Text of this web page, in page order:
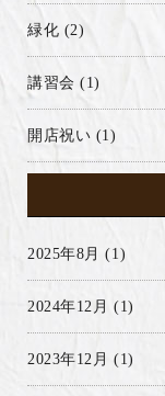
緑化 (2)
講習会 (1)
開店祝い (1)
2025年8月 (1)
2024年12月 (1)
2023年12月 (1)